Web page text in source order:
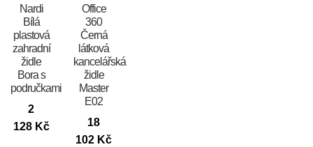
Nardi
Bílá
plastová
zahradní
židle
Bora s
područkami
2
128 Kč
Office
360
Černá
látková
kancelářská
židle
Master
E02
18
102 Kč